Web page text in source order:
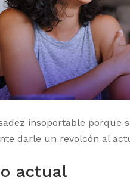
insoportable porque
darle un revolcón al
actual